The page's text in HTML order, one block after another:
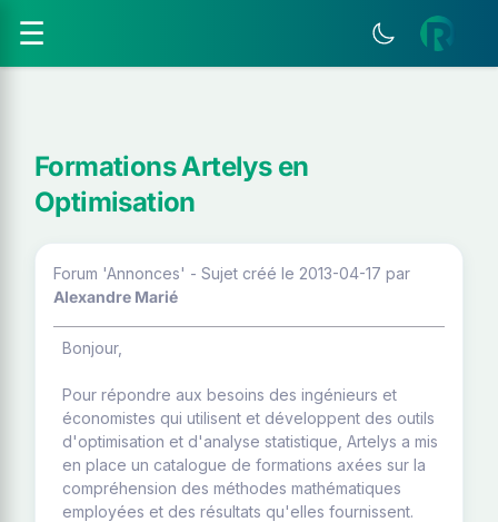
☰
Formations Artelys en
Optimisation
Forum 'Annonces' - Sujet créé le 2013-04-17 par
Alexandre Marié
Bonjour,
Pour répondre aux besoins des ingénieurs et
économistes qui utilisent et développent des outils
d'optimisation et d'analyse statistique, Artelys a mis
en place un catalogue de formations axées sur la
compréhension des méthodes mathématiques
employées et des résultats qu'elles fournissent.